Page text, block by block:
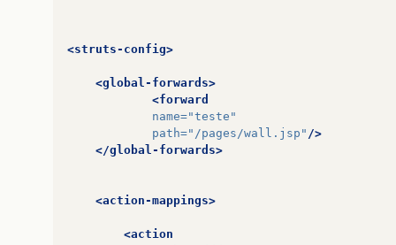
<struts-config>
<global-forwards>
<forward
name="teste"
path="/pages/wall.jsp" />
</global-forwards>
<action-mappings>
<action